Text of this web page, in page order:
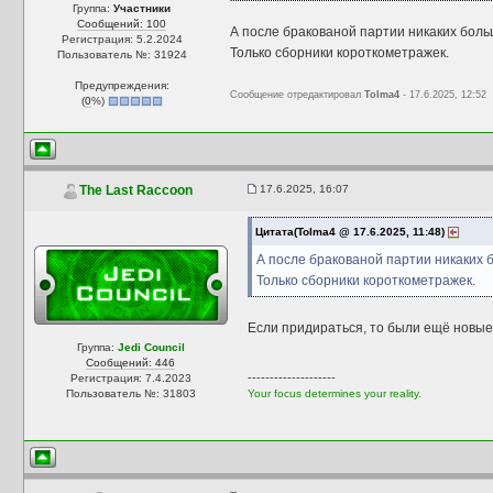
Группа:Участники
Сообщений: 100
Регистрация: 5.2.2024
Пользователь №: 31924
Предупреждения:
(0%)
А после бракованой партии никаких
Только сборники короткометражек.
Сообщение отредактировал Tolma4- 17.6.2025, 12:52
The Last Raccoon 17.6.2025, 16:07
Группа: Jedi Council
Сообщений: 446
Регистрация: 7.4.2023
Пользователь №: 31803
Цитата(Tolma4 @ 17.6.2025, 11:48)
А после бракованой партии
Только сборники короткометражек.
Если придираться, то были ещё
--------------------
Your focus determines your reality.